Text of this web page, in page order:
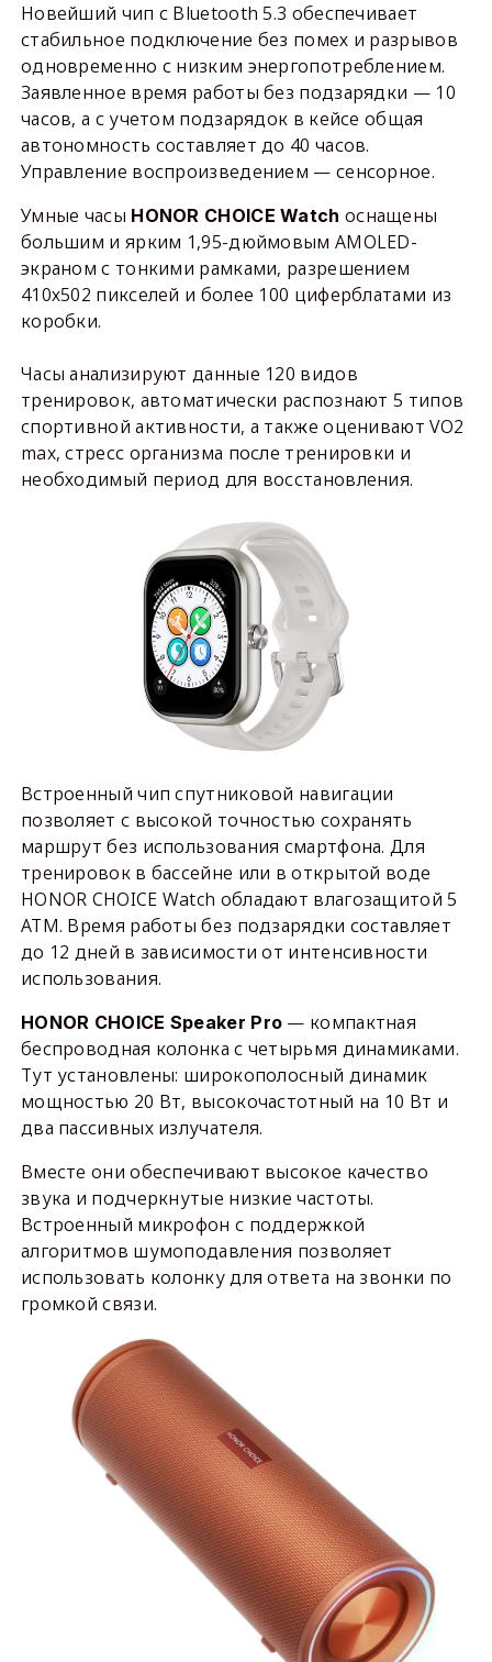
Новейший чип с Bluetooth 5.3 обеспечивает
стабильное подключение без помех и разрывов
одновременно с низким энергопотреблением.
Заявленное время работы без подзарядки — 10
часов, а с учетом подзарядок в кейсе общая
автономность составляет до 40 часов.
Управление воспроизведением — сенсорное.
Умные часы HONOR CHOICE Watch оснащены
большим и ярким 1,95-дюймовым AMOLED-
экраном с тонкими рамками, разрешением
410х502 пикселей и более 100 циферблатами из
коробки.
Часы анализируют данные 120 видов
тренировок, автоматически распознают 5 типов
спортивной активности, а также оценивают VO2
max, стресс организма после тренировки и
необходимый период для восстановления.
Встроенный чип спутниковой навигации
позволяет с высокой точностью сохранять
маршрут без использования смартфона. Для
тренировок в бассейне или в открытой воде
HONOR CHOICE Watch обладают влагозащитой 5
АТМ. Время работы без подзарядки составляет
до 12 дней в зависимости от интенсивности
использования.
HONOR CHOICE Speaker Pro — компактная
беспроводная колонка с четырьмя динамиками.
Тут установлены: широкополосный динамик
мощностью 20 Вт, высокочастотный на 10 Вт и
два пассивных излучателя.
Вместе они обеспечивают высокое качество
звука и подчеркнутые низкие частоты.
Встроенный микрофон с поддержкой
алгоритмов шумоподавления позволяет
использовать колонку для ответа на звонки по
громкой связи.